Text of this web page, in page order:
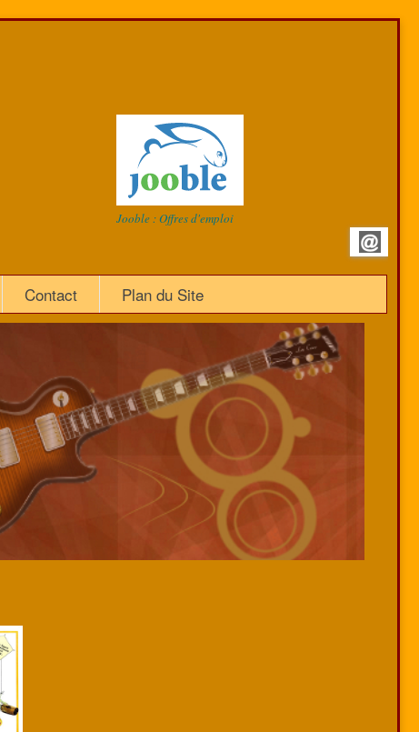
Jooble : Offres d'emploi
Contact Plan du Site